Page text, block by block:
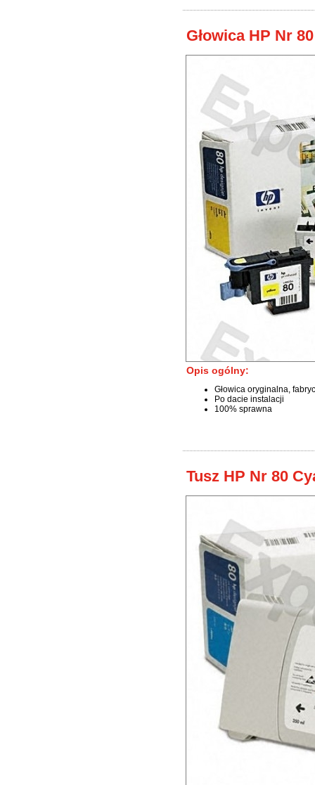
Głowica HP Nr
Opis ogólny:
Głowica oryginalna,
Po dacie instalacji
100% sprawna
Tusz HP Nr 80